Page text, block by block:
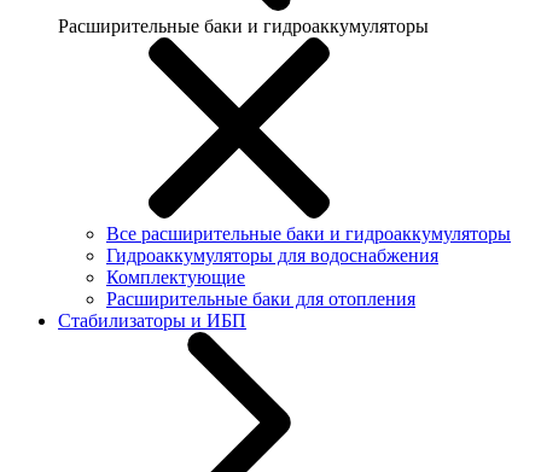
Расширительные баки и гидроаккумуляторы
Все расширительные баки и гидроаккумуляторы
Гидроаккумуляторы для водоснабжения
Комплектующие
Расширительные баки для отопления
Стабилизаторы и ИБП